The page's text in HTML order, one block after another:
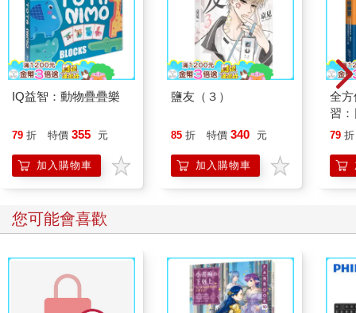
IQ益智：動物疊疊樂
79 折 特價 355 元
加入購物車
鹽友（３）
85 折 特價 340 元
加入購物車
全
習
法
79 折
您可能會喜歡